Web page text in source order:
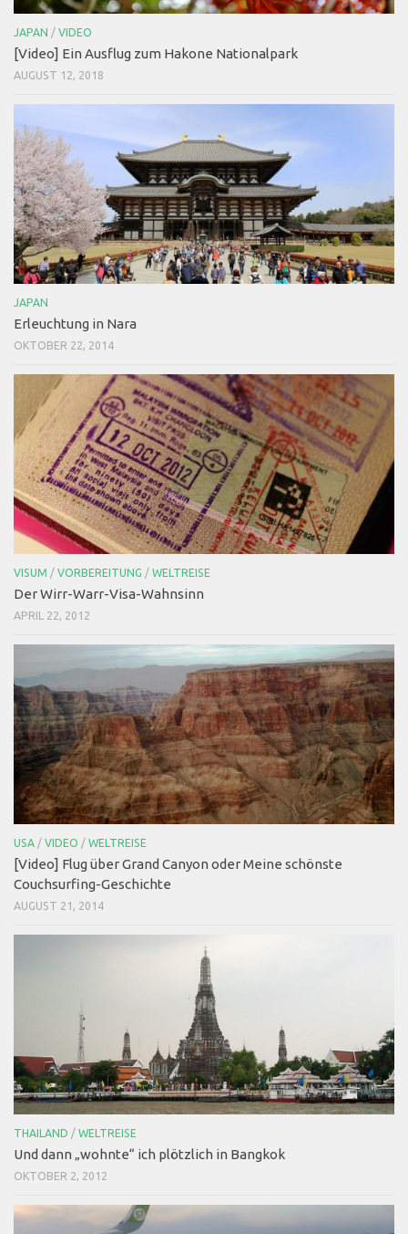
JAPAN / VIDEO
[Video] Ein Ausflug zum Hakone Nationalpark
AUGUST 12, 2018
JAPAN
Erleuchtung in Nara
OKTOBER 22, 2014
VISUM / VORBEREITUNG / WELTREISE
Der Wirr-Warr-Visa-Wahnsinn
APRIL 22, 2012
USA / VIDEO / WELTREISE
[Video] Flug über Grand Canyon oder Meine schönste
Couchsurfing-Geschichte
AUGUST 21, 2014
THAILAND / WELTREISE
Und dann „wohnte“ ich plötzlich in Bangkok
OKTOBER 2, 2012